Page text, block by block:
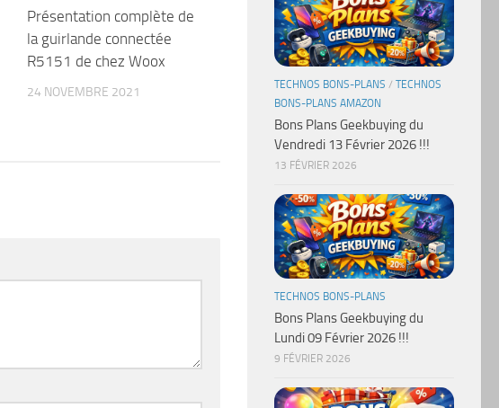
Présentation complète de
la guirlande connectée
R5151 de chez Woox
24 NOVEMBRE 2021 TECHNOS BONS-PLANS / TECHNOS
BONS-PLANS AMAZON
Bons Plans Geekbuying du
Vendredi 13 Février 2026 !!!
13 FÉVRIER 2026
TECHNOS BONS-PLANS
Bons Plans Geekbuying du
Lundi 09 Février 2026 !!!
9 FÉVRIER 2026